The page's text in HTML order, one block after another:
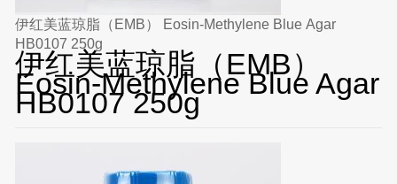
伊红美蓝琼脂（EMB） Eosin-Methylene Blue Agar
HB0107 250g
伊红美蓝琼脂（EMB）
Eosin-Methylene Blue Agar
HB0107 250g